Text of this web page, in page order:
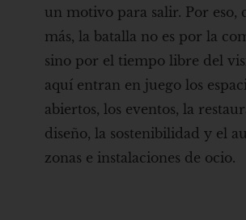
un motivo para salir. Por eso,
más, la batalla no es por la
sino por el tiempo libre del
aquí entran en juego los
abiertos, los eventos, la
diseño, la sostenibilidad y el
zonas e instalaciones de ocio.